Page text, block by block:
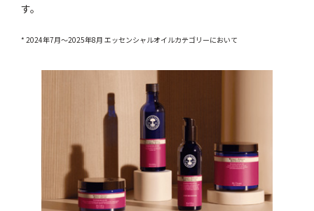
す。
* 2024年7月～2025年8月 エッセンシャルオイルカテゴリーにおいて